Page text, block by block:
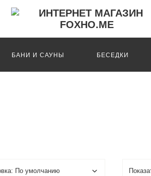
БАНИ И САУНЫ БЕСЕДКИ